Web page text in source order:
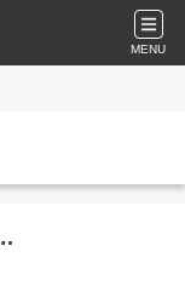
MENU